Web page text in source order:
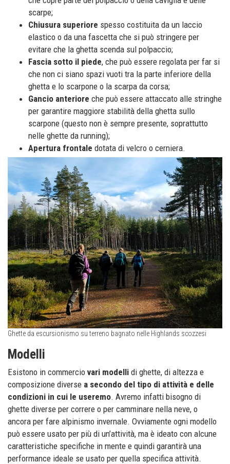
scarpe;
Chiusura superiore spesso costituita da un laccio
elastico o da una fascetta che si può stringere per
evitare che la ghetta scenda sul polpaccio;
Fascia sotto il piede, che può essere regolata per far si
che non ci siano spazi vuoti tra la parte inferiore della
ghetta e lo scarpone o la scarpa da corsa;
Gancio anteriore che può essere attaccato alle stringhe
per garantire maggiore stabilità della ghetta sullo
scarpone (questo non è sempre presente, soprattutto
nelle ghette da running);
Apertura frontale dotata di velcro o cerniera.
Ghette da escursionismo su terreno bagnato nelle Highlands scozzesi
Modelli
Esistono in commercio vari modelli di ghette, di altezza e
composizione diverse a secondo del tipo di attività e delle
condizioni in cui le useremo. Avremo infatti bisogno di
ghette diverse per correre o per camminare nella neve, o
ancora per fare alpinismo invernale. Ovviamente ogni modello
può essere usato per più di un’attività, ma è ideato con alcune
caratteristiche specifiche in mente e quindi garantirà una
performance ideale se usato per quella specifica attività.